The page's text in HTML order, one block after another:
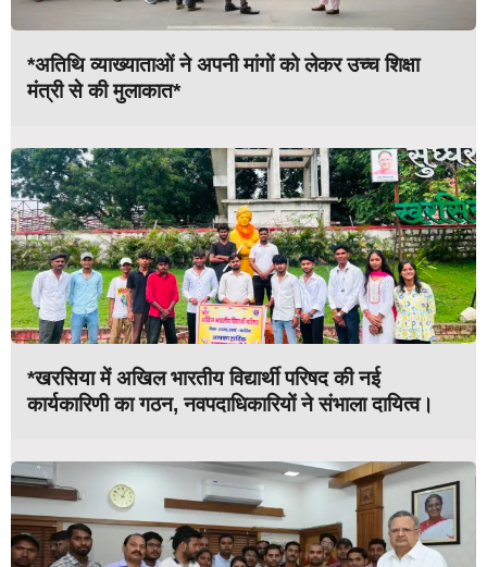
*अतिथि व्याख्याताओं ने अपनी मांगों को लेकर उच्च शिक्षा
मंत्री से की मुलाकात*
*खरसिया में अखिल भारतीय विद्यार्थी परिषद की नई
कार्यकारिणी का गठन, नवपदाधिकारियों ने संभाला दायित्व।